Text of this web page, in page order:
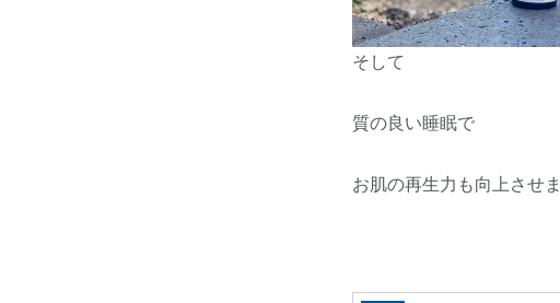
そして
質の良い睡眠で
お肌の再生力も向上させ